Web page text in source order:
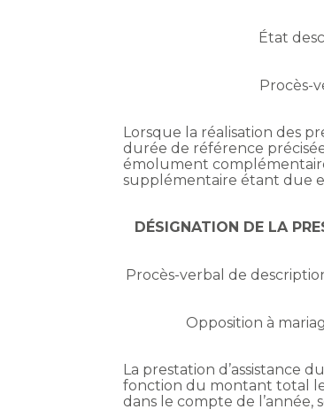
État
Procès-
Lorsque la réalisation des
durée de référence
émolument
supplémentaire étant due
DÉSIGNATION DE LA
Procès-verbal de
Opposition à
La prestation d’assistance
fonction du montant total le
dans le compte de l’année,